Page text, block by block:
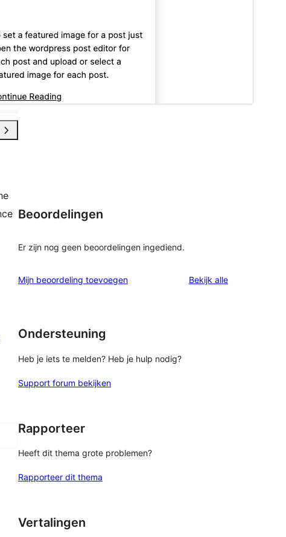
Beoordelingen
Er zijn nog geen beoordelingen ingediend.
Mijn beoordeling toevoegen Bekijk allebeoordelingen
Ondersteuning
Heb je iets te melden? Heb je hulp nodig?
Support forum bekijken
Rapporteer
Heeft dit thema grote problemen?
Rapporteer dit thema
Vertalingen